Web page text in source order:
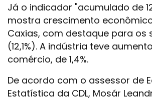
Já o indicador "acumulado de
mostra crescimento
Caxias, com destaque para os
(12,1%). A indústria teve
comércio, de 1,4%.
De acordo com o assessor de
Estatística da CDL, Mosár